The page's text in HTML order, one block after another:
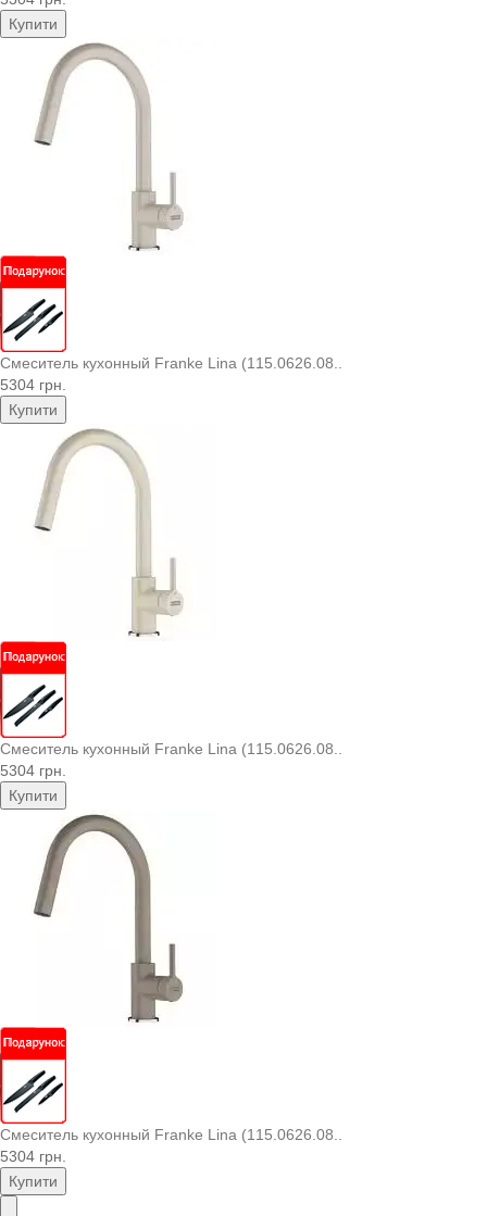
Купити
Смеситель кухонный Franke Lina (115.0626.08..
5304 грн.
Купити
Смеситель кухонный Franke Lina (115.0626.08..
5304 грн.
Купити
Смеситель кухонный Franke Lina (115.0626.08..
5304 грн.
Купити